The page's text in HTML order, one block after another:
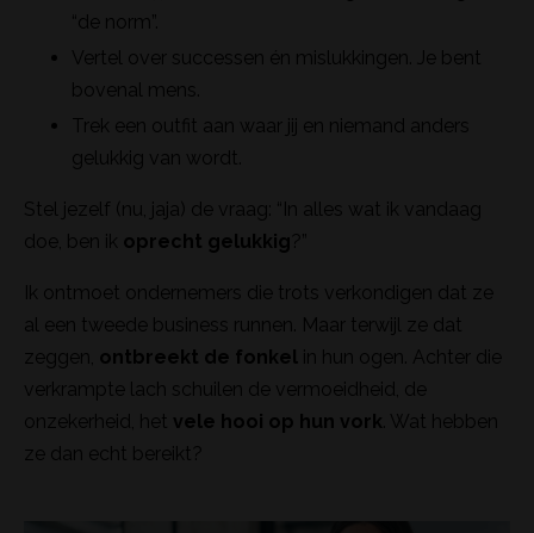
“de norm”.
Vertel over successen én mislukkingen. Je bent
bovenal mens.
Trek een outfit aan waar jij en niemand anders
gelukkig van wordt.
Stel jezelf (nu, jaja) de vraag: “In alles wat ik vandaag
doe, ben ik oprecht gelukkig ?”
Ik ontmoet ondernemers die trots verkondigen dat ze
al een tweede business runnen. Maar terwijl ze dat
zeggen, ontbreekt de fonkel in hun ogen. Achter die
verkrampte lach schuilen de vermoeidheid, de
onzekerheid, het vele hooi op hun vork. Wat hebben
ze dan echt bereikt?